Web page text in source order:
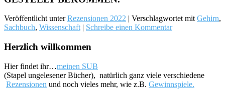
Veröffentlicht unter Rezensionen 2022 | Verschlagwortet mit Gehirn,
Sachbuch, Wissenschaft | Schreibe einen Kommentar
Herzlich willkommen
Hier findet ihr…meinen SUB
(Stapel ungelesener Bücher), natürlich ganz viele verschiedene
Rezensionen und noch vieles mehr, wie z.B. Gewinnspiele.